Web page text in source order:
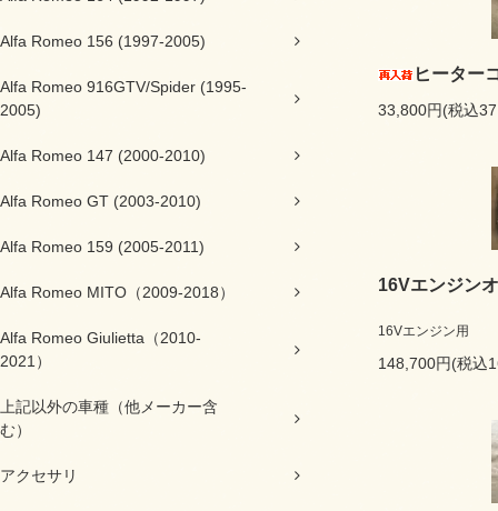
Alfa Romeo 156 (1997-2005)
Alfa Romeo 916GTV/Spider (1995-
2005)
Alfa Romeo 147 (2000-2010)
Alfa Romeo GT (2003-2010)
Alfa Romeo 159 (2005-2011)
Alfa Romeo MITO（2009-2018）
Alfa Romeo Giulietta（2010-
2021）
上記以外の車種（他メーカー含
む）
アクセサリ
ヒーター
33,800円(税込
16Vエンジン
16Vエンジン用
148,700円(税込